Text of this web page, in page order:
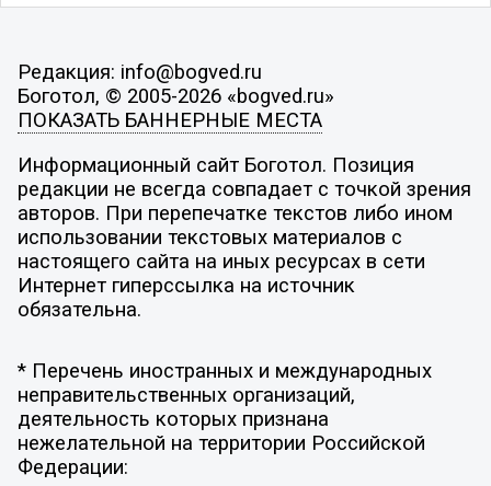
Редакция: info@bogved.ru
Боготол, © 2005-2026 «bogved.ru»
ПОКАЗАТЬ БАННЕРНЫЕ МЕСТА
Информационный сайт Боготол. Позиция
редакции не всегда совпадает с точкой зрения
авторов. При перепечатке текстов либо ином
использовании текстовых материалов с
настоящего сайта на иных ресурсах в сети
Интернет гиперссылка на источник
обязательна.
* Перечень иностранных и международных
неправительственных организаций,
деятельность которых признана
нежелательной на территории Российской
Федерации: